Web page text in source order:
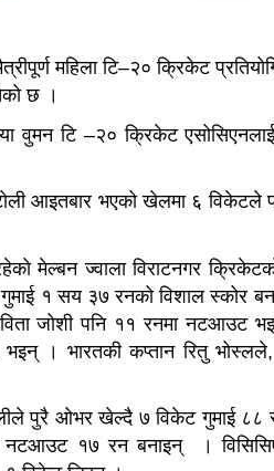
महिला टि–२० क्रिकेट
छ ।
वुमन टि –२० क्रिकेट
आइतबार भएको खेलमा ६ विकेटले
मेल्बन ज्वाला विराटनगर
गुमाई १ सय ३७ रनको विशाल स्कोर
जोशी पनि ११ रनमा नटआउट
। भारतकी कप्तान रितु भोस्लले,
पुरै ओभर खेल्दै ७ विकेट गुमाई ८८
नटआउट १७ रन बनाइन् ।